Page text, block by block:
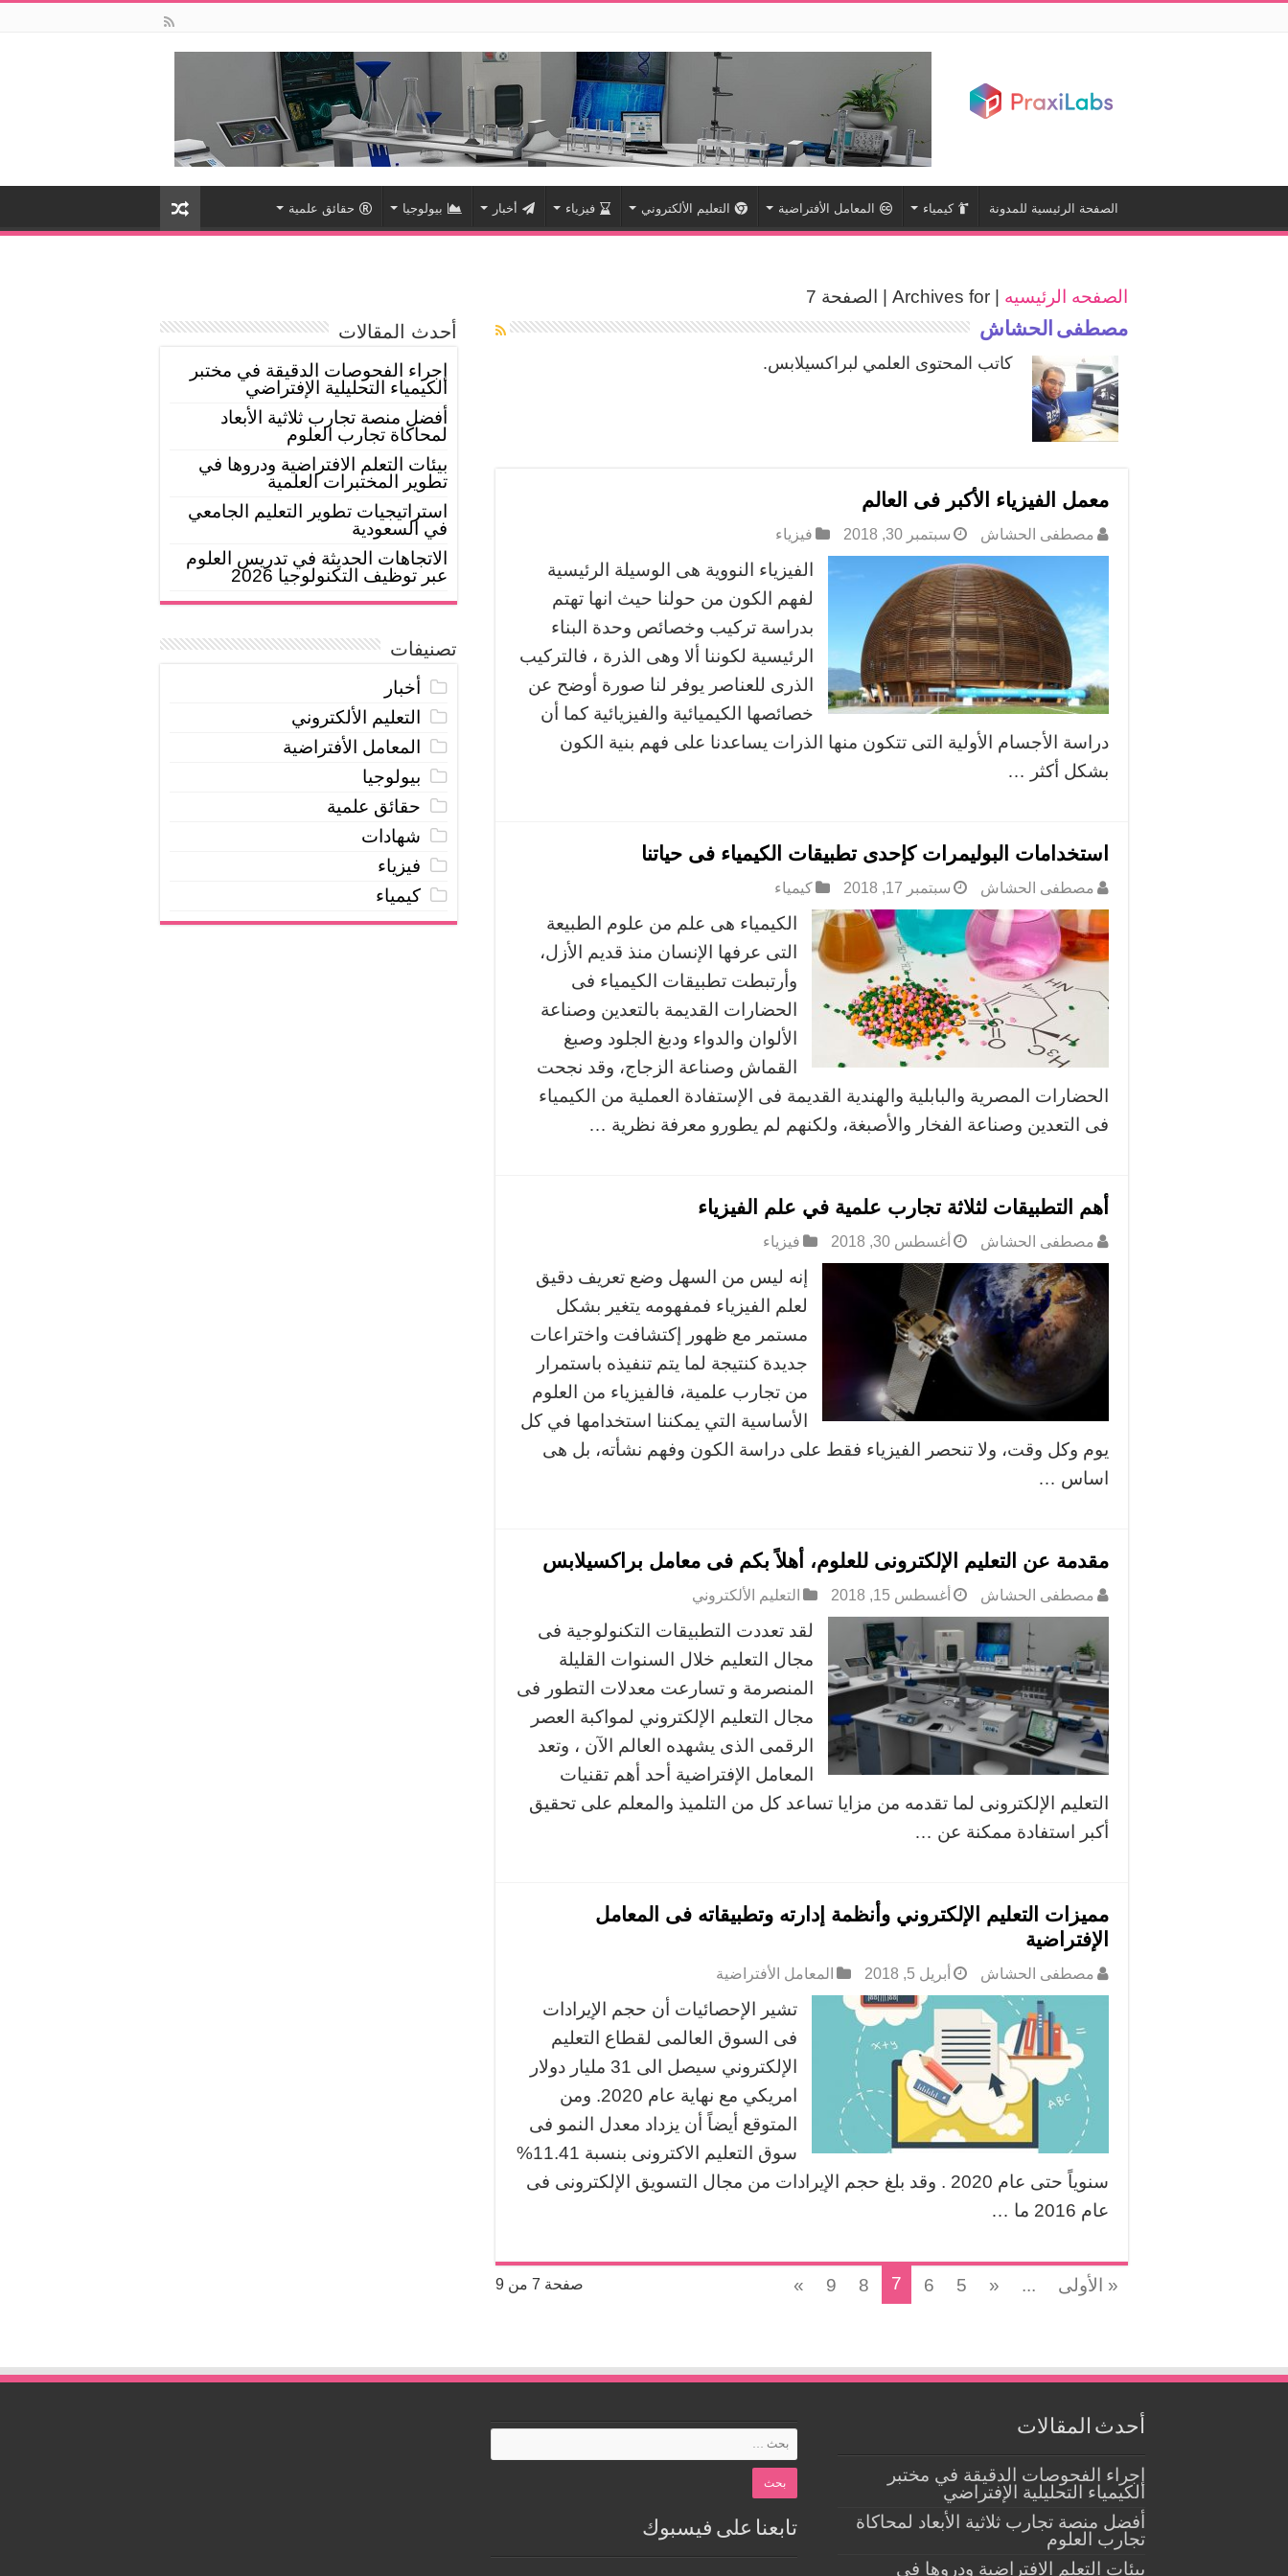
الصفحة الرئيسية للمدونة كيمياء المعامل الأفتراضية التعليم الألكتروني فيزياء أخبار بيولوجيا حقائق علمية
الصفحه الرئيسيه Archives for
الصفحة 7
مصطفى الحشاش
كاتب المحتوى العلمي لبراكسيلابس.
معمل الفيزياء الأكبر فى العالم
مصطفى الحشاش سبتمبر 30, 2018 فيزياء
الفيزياء النووية هى الوسيلة الرئيسية
لفهم الكون من حولنا حيث انها تهتم
بدراسة تركيب وخصائص وحدة البناء
الرئيسية لكوننا ألا وهى الذرة ، فالتركيب
الذرى للعناصر يوفر لنا صورة أوضح عن
خصائصها الكيميائية والفيزيائية كما أن
دراسة الأجسام الأولية التى تتكون منها الذرات يساعدنا على فهم بنية الكون
بشكل أكثر …
استخدامات البوليمرات كإحدى تطبيقات الكيمياء فى حياتنا
مصطفى الحشاش سبتمبر 17, 2018 كيمياء
الكيمياء هى علم من علوم الطبيعة
التى عرفها الإنسان منذ قديم الأزل،
وأرتبطت تطبيقات الكيمياء فى
الحضارات القديمة بالتعدين وصناعة
الألوان والدواء ودبغ الجلود وصبغ
القماش وصناعة الزجاج، وقد نجحت
الحضارات المصرية والبابلية والهندية القديمة فى الإستفادة العملية من الكيمياء
فى التعدين وصناعة الفخار والأصبغة، ولكنهم لم يطورو معرفة نظرية …
أهم التطبيقات لثلاثة تجارب علمية في علم الفيزياء
مصطفى الحشاش أغسطس 30, 2018 فيزياء
إنه ليس من السهل وضع تعريف دقيق
لعلم الفيزياء فمفهومه يتغير بشكل
مستمر مع ظهور إكتشافت واختراعات
جديدة كنتيجة لما يتم تنفيذه باستمرار
من تجارب علمية، فالفيزياء من العلوم
الأساسية التي يمكننا استخدامها في كل
يوم وكل وقت، ولا تنحصر الفيزياء فقط على دراسة الكون وفهم نشأته، بل هى
اساس …
مقدمة عن التعليم الإلكترونى للعلوم، أهلاً بكم فى معامل براكسيلابس
مصطفى الحشاش أغسطس 15, 2018 التعليم الألكتروني
لقد تعددت التطبيقات التكنولوجية فى
مجال التعليم خلال السنوات القليلة
المنصرمة و تسارعت معدلات التطور فى
مجال التعليم الإلكتروني لمواكبة العصر
الرقمى الذى يشهده العالم الآن ، وتعد
المعامل الإفتراضية أحد أهم تقنيات
التعليم الإلكترونى لما تقدمه من مزايا تساعد كل من التلميذ والمعلم على تحقيق
أكبر استفادة ممكنة عن …
مميزات التعليم الإلكتروني وأنظمة إدارته وتطبيقاته فى المعامل
الإفتراضية
مصطفى الحشاش أبريل 5, 2018 المعامل الأفتراضية
تشير الإحصائيات أن حجم الإيرادات
فى السوق العالمى لقطاع التعليم
الإلكتروني سيصل الى 31 مليار دولار
امريكي مع نهاية عام 2020. ومن
المتوقع أيضاً أن يزداد معدل النمو فى
سوق التعليم الاكترونى بنسبة 11.41%
سنوياً حتى عام 2020 . وقد بلغ حجم الإيرادات من مجال التسويق الإلكترونى فى
عام 2016 ما …
صفحة 7 من 9 « الأولى ...
«
5
6
7
8
9
»
أحدث المقالات
إجراء الفحوصات الدقيقة في مختبر
الكيمياء التحليلية الإفتراضي
أفضل منصة تجارب ثلاثية الأبعاد
لمحاكاة تجارب العلوم
بيئات التعلم الافتراضية ودروها في
تطوير المختبرات العلمية
استراتيجيات تطوير التعليم الجامعي
في السعودية
الاتجاهات الحديثة في تدريس العلوم
عبر توظيف التكنولوجيا 2026
تصنيفات
أخبار
التعليم الألكتروني
المعامل الأفتراضية
بيولوجيا
حقائق علمية
شهادات
فيزياء
كيمياء
أحدث المقالات
إجراء الفحوصات الدقيقة في مختبر
الكيمياء التحليلية الإفتراضي
أفضل منصة تجارب ثلاثية الأبعاد لمحاكاة
تجارب العلوم
بيئات التعلم الافتراضية ودروها في
تابعنا على فيسبوك